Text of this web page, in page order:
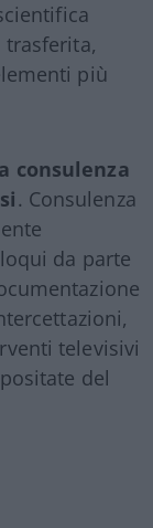
trasferita,
più
consulenza
. Consulenza
da parte
televisivi
del